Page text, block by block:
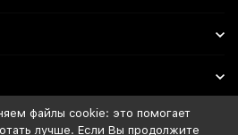
файлы cookie: это помогает
лучше. Если Вы продолжите